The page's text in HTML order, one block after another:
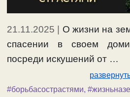
21.11.2025
О жизни на
спасении в своем
посреди искушений от …
#борьбасострастями,